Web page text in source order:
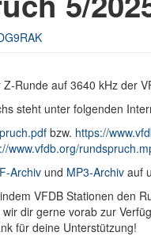
Runde auf 3640 kHz der
steht unter folgenden
bzw. https://
www.vfdb.org/
Archiv und MP3-Archiv auf
VFDB Stationen den
dir gerne vorab zur
für deine Unterstützung!